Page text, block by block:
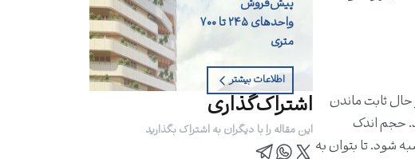
بازار در حال ثابت ماندن
حجم اندک
شود. تا بتوان به
پیش‌فروش
واحد‌های ۲۴۵ تا ۷۰۰
متری
اطلاعات بیشتر
اشتراک‌گذاری
این مقاله را با دیگران به اشتراک بگذارید